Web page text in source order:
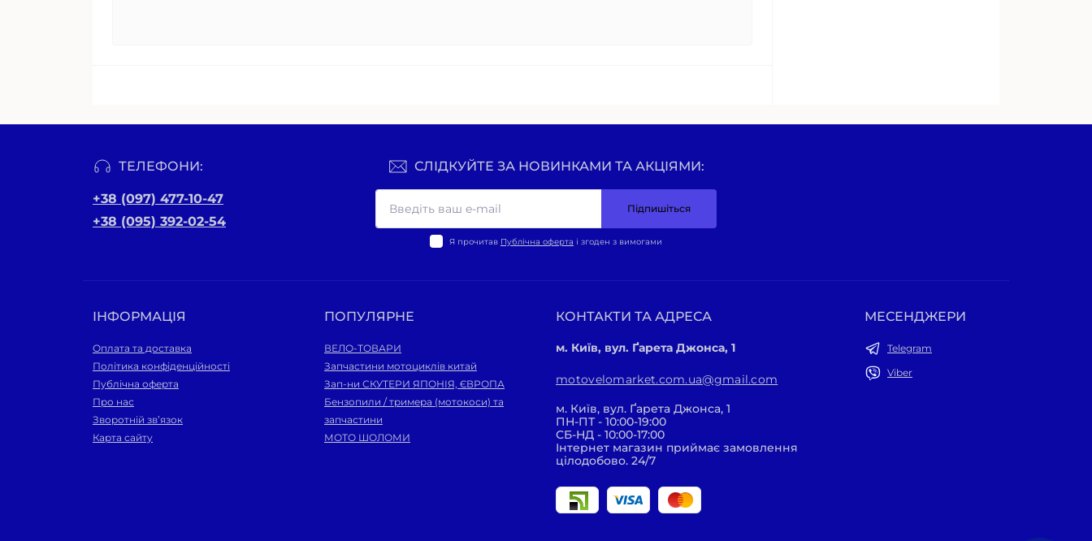
ТЕЛЕФОНИ:
+38 (097) 477-10-47
+38 (095) 392-02-54
СЛІДКУЙТЕ ЗА НОВИНКАМИ ТА АКЦІЯМИ:
Підпишіться
Я прочитав Публічна оферта і згоден з вимогами
ІНФОРМАЦІЯ
Оплата та доставка
Політика конфіденційності
Публічна оферта
Про нас
Зворотній зв’язок
Карта сайту
ПОПУЛЯРНЕ
ВЕЛО-ТОВАРИ
Запчастини мотоциклів китай
Зап-ни СКУТЕРИ ЯПОНІЯ, ЄВРОПА
Бензопили / тримера (мотокоси) та
запчастини
МОТО ШОЛОМИ
КОНТАКТИ ТА АДРЕСА
м. Київ, вул. Ґарета Джонса, 1
motovelomarket.com.ua@gmail.com
м. Київ, вул. Ґарета Джонса, 1
ПН-ПТ - 10:00-19:00
СБ-НД - 10:00-17:00
Інтернет магазин приймає замовлення
цілодобово. 24/7
МЕСЕНДЖЕРИ
Telegram
Viber